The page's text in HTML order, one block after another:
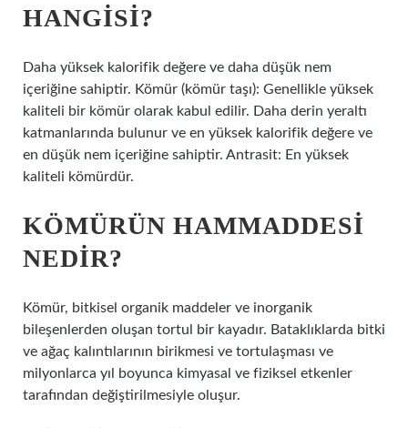
HANGISI?
Daha yüksek kalorifik değere ve daha düşük nem
içeriğine sahiptir. Kömür (kömür taşı): Genellikle yüksek
kaliteli bir kömür olarak kabul edilir. Daha derin yeraltı
katmanlarında bulunur ve en yüksek kalorifik değere ve
en düşük nem içeriğine sahiptir. Antrasit: En yüksek
kaliteli kömürdür.
KÖMÜRÜN HAMMADDESI
NEDIR?
Kömür, bitkisel organik maddeler ve inorganik
bileşenlerden oluşan tortul bir kayadır. Bataklıklarda bitki
ve ağaç kalıntılarının birikmesi ve tortulaşması ve
milyonlarca yıl boyunca kimyasal ve fiziksel etkenler
tarafından değiştirilmesiyle oluşur.